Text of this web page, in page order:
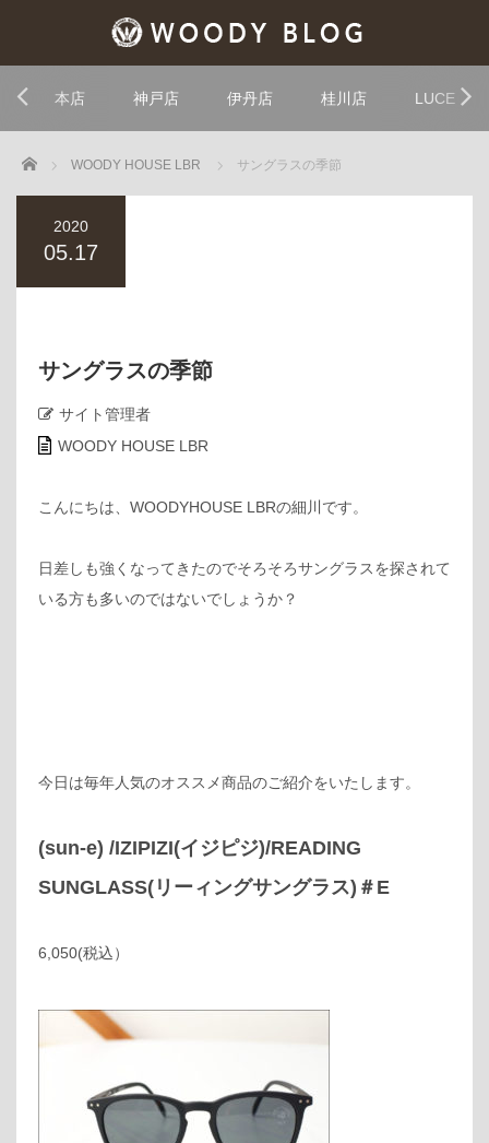
本店 神戸店 伊丹店 桂川店 LUCE
Home WOODY HOUSE LBR サングラスの季節
2020
05.17
サングラスの季節
サイト管理者
WOODY HOUSE LBR
こんにちは、WOODYHOUSE LBRの細川です。
日差しも強くなってきたのでそろそろサングラスを探されて
いる方も多いのではないでしょうか？
今日は毎年人気のオススメ商品のご紹介をいたします。
(sun-e) /IZIPIZI(イジピジ)/READING
SUNGLASS(リーィングサングラス)＃E
6,050(税込）